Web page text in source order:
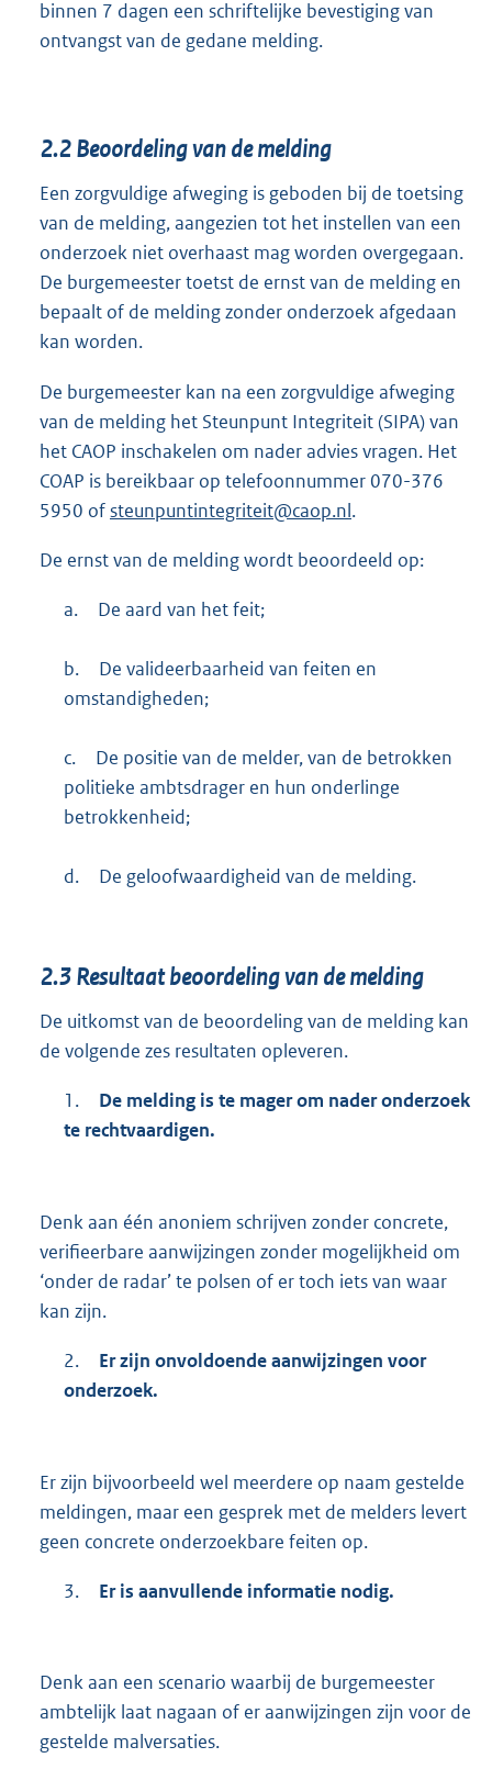
binnen 7 dagen een schriftelijke bevestiging van
ontvangst van de gedane melding.
2.2 Beoordeling van de melding
Een zorgvuldige afweging is geboden bij de toetsing
van de melding, aangezien tot het instellen van een
onderzoek niet overhaast mag worden overgegaan.
De burgemeester toetst de ernst van de melding en
bepaalt of de melding zonder onderzoek afgedaan
kan worden.
De burgemeester kan na een zorgvuldige afweging
van de melding het Steunpunt Integriteit (SIPA) van
het CAOP inschakelen om nader advies vragen. Het
COAP is bereikbaar op telefoonnummer 070-376
5950 ofsteunpuntintegriteit@caop.nl.
De ernst van de melding wordt beoordeeld op:
a. De aard van het feit;
b.
De valideerbaarheid van feiten en
omstandigheden;
c.
De positie van de melder, van de betrokken
politieke ambtsdrager en hun onderlinge
betrokkenheid;
d. De geloofwaardigheid van de melding.
2.3 Resultaat beoordeling van de melding
De uitkomst van de beoordeling van de melding kan
de volgende zes resultaten opleveren.
1.
De melding is te mager om nader onderzoek
te rechtvaardigen.
Denk aan één anoniem schrijven zonder concrete,
verifieerbare aanwijzingen zonder mogelijkheid om
‘onder de radar’ te polsen of er toch iets van waar
kan zijn.
2.
Er zijn onvoldoende aanwijzingen voor
onderzoek.
Er zijn bijvoorbeeld wel meerdere op naam gestelde
meldingen, maar een gesprek met de melders levert
geen concrete onderzoekbare feiten op.
3. Er is aanvullende informatie nodig.
Denk aan een scenario waarbij de burgemeester
ambtelijk laat nagaan of er aanwijzingen zijn voor de
gestelde malversaties.